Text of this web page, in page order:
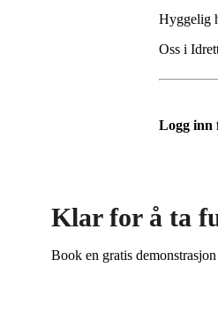
Hyggelig
Oss i
Logg inn
Klar for å ta
Book en gratis